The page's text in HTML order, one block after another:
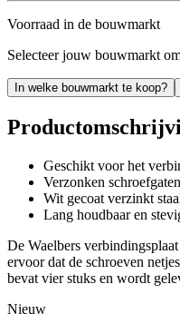
Voorraad in de bouwmarkt
Selecteer jouw bouwmarkt
In welke bouwmarkt te koop?
Geschikt voor het
Verzonken
Wit gecoat verzinkt
Lang houdbaar en
De Waelbers
ervoor dat de schroeven
bevat vier stuks en wordt
Nieuw